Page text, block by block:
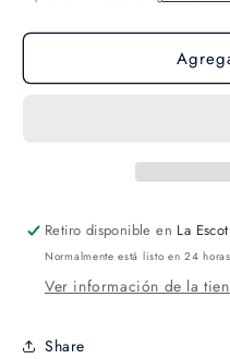
Retiro disponible en La
Normalmente está listo en 24 horas
Ver información de la
Share